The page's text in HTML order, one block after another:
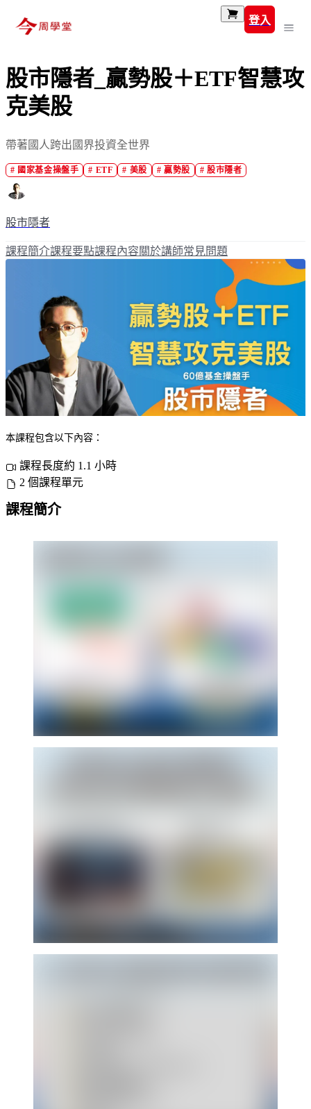
登入
股市隱者_贏勢股＋ETF智慧攻
克美股
帶著國人跨出國界投資全世界
# 國家基金操盤手 # ETF # 美股 #贏勢股 #股市隱者
股市隱者
課程簡介課程要點課程內容關於講師常見問題
本課程包含以下內容：
課程長度約 1.1 小時
2 個課程單元
課程簡介